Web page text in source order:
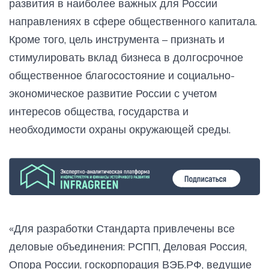
развития в наиболее важных для России
направлениях в сфере общественного капитала.
Кроме того, цель инструмента – признать и
стимулировать вклад бизнеса в долгосрочное
общественное благосостояние и социально-
экономическое развитие России с учетом
интересов общества, государства и
необходимости охраны окружающей среды.
«Для разработки Стандарта привлечены все
деловые объединения: РСПП, Деловая Россия,
Опора России, госкорпорация ВЭБ.РФ, ведущие